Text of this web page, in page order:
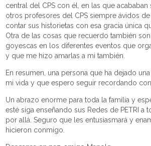
central del CPS con él, en las que
otros profesores del CPS siempre ávidos
contar sus historietas con esa gracia única
Otra de las cosas que recuerdo también
goyescas en los diferentes eventos que
y que me hizo amarlas a mi también.
En resumen, una persona que ha dejado
mi vida y que espero seguir recordando
Un abrazo enorme para toda la familia y
esté siga enseñando sus Redes de PETRI a
por allá. Seguro que les entusiasmará y
hicieron conmigo.